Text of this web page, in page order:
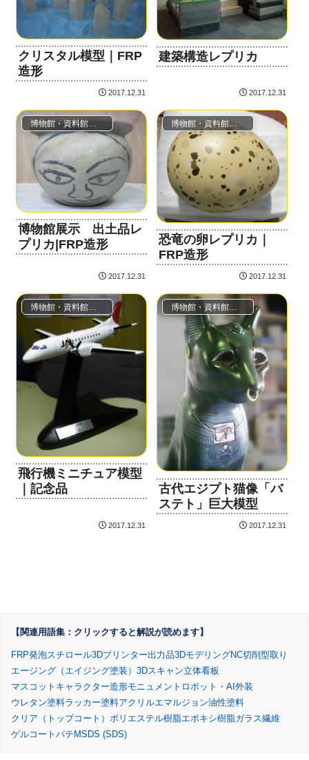
クリスタル模型｜FRP
造形
2017.12.31
建築構造レプリカ
2017.12.31
博物館・資料館（レプリカ・模型・ジオラマ）
博物館展示 出土品レ
プリカ|FRP造形
2017.12.31
博物館・資料館（レプリカ・模型・ジオラマ）
恐竜の卵レプリカ｜
FRP造形
2017.12.31
博物館・資料館（レプリカ・模型・ジオラマ）
飛行機ミニチュア模型
｜記念品
2017.12.31
博物館・資料館（レプリカ・模型・ジオラマ）
古代エジプト猫像「バ
ステト」巨大模型
2017.12.31
【関連用語集：クリックすると解説が読めます】
FRP発泡スチロール3Dプリンター出力品3DモデリングNC切削型取り
エージング（エイジング塗装） 3Dスキャン立体看板
マスコットキャラクター造形モニュメント ロボット・AI外装
ウレタン塗料ラッカー塗料アクリルエマルジョン油性塗料
クリア（トップコート） ポリエステル樹脂エポキシ樹脂ガラス繊維
ゲルコート パテMSDS (SDS)